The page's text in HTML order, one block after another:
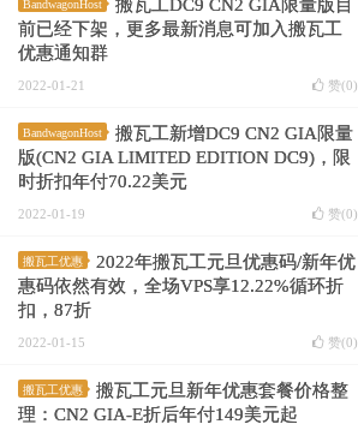
BandwagonHost
搬瓦工DC9 CN2 GIA限量版目
前已经下架，更多最新消息可加入搬瓦工
优惠通知群
2022-01-21 赞(0)
BandwagonHost
搬瓦工新增DC9 CN2 GIA限量
版(CN2 GIA LIMITED EDITION DC9)，限
时折扣年付70.22美元
2022-01-19 赞(0)
搬瓦工优惠
2022年搬瓦工元旦优惠码/新年优
惠码依然有效，全场VPS享12.22%循环折
扣，87折
2022-01-15 赞(0)
搬瓦工优惠
搬瓦工元旦新年优惠套餐价格整
理：CN2 GIA-E折后年付149美元起